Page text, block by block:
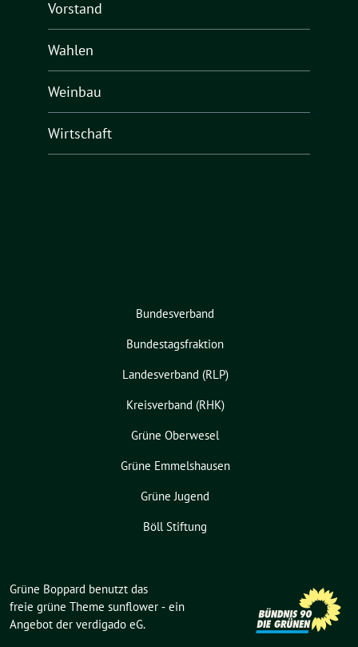
Vorstand
Wahlen
Weinbau
Wirtschaft
Bundesverband
Bundestagsfraktion
Landesverband (RLP)
Kreisverband (RHK)
Grüne Oberwesel
Grüne Emmelshausen
Grüne Jugend
Böll Stiftung
Grüne Boppard benutzt das
freie grüne Theme sunflower ‐ ein
Angebot der verdigado eG.